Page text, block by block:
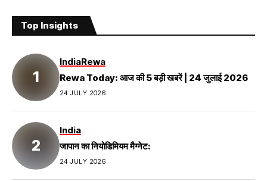
Top Insights
IndiaRewa
Rewa Today: आज की 5 बड़ी खबरें | 24 जुलाई 2026
24 JULY 2026
India
जापान का नियोडिमियम मैग्नेट:
24 JULY 2026